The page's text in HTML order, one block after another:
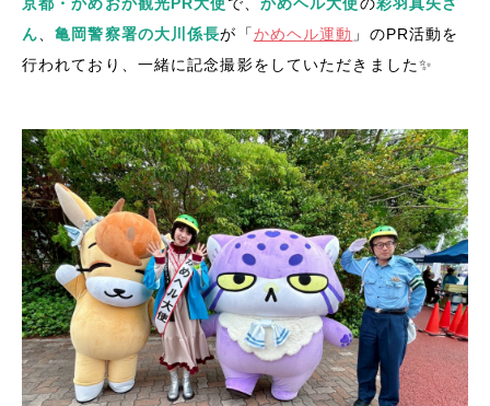
京都・かめおか観光PR大使で、 かめヘル大使の彩羽真矢さ
ん、亀岡警察署の大川係長が「かめヘル運動 」のPR活動を
行われており、一緒に記念撮影をしていただきました✨